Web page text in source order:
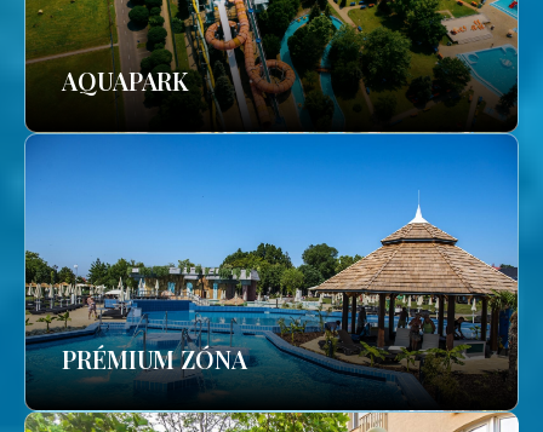
AQUAPARK
PRÉMIUM ZÓNA